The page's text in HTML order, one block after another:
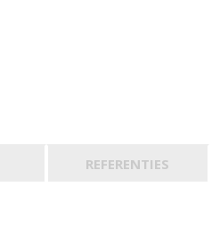
REFERENTIES